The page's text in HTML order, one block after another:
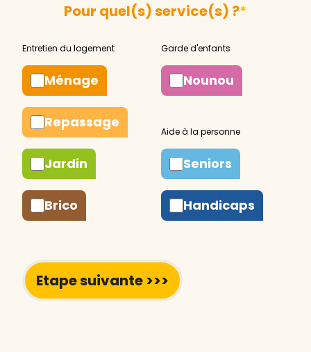
Pour quel(s) service(s) ?*
Ménage
Repassage
Jardin
Brico
Nounou
Seniors
Handicaps